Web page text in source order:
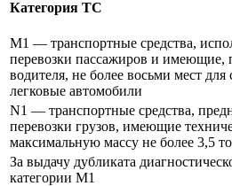
Категория ТС
М1 — транспортные средства,
перевозки пассажиров и имеющие,
водителя, не более восьми мест
легковые автомобили
N1 — транспортные средства,
перевозки грузов, имеющие
максимальную массу не более 3,5
За выдачу дубликата
категории M1